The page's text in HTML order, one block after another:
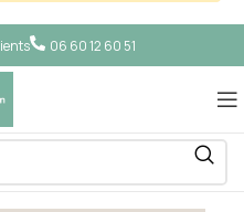
06 60 12 60 51